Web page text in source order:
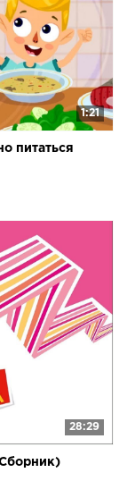
1:21
питаться
28:29